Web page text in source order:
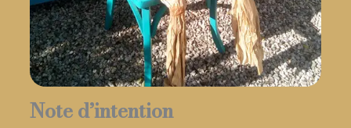
Note d’intention